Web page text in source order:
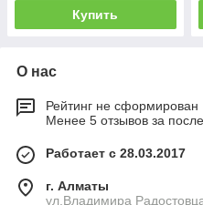
Купить
О нас
Рейтинг не сформирован
Менее 5 отзывов за
Работает с 28.03.2017
г. Алматы
ул.Владимира